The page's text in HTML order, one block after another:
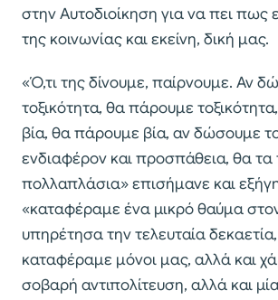
στην Αυτοδιοίκηση για να πει πως
της κοινωνίας και εκείνη, δική μας.
«Ό,τι της δίνουμε, παίρνουμε. Αν
τοξικότητα, θα πάρουμε
βία, θα πάρουμε βία, αν δώσουμε
ενδιαφέρον και προσπάθεια, θα
πολλαπλάσια» επισήμανε και
«καταφέραμε ένα μικρό θαύμα
υπηρέτησα την τελευταία
καταφέραμε μόνοι μας, αλλά και
σοβαρή αντιπολίτευση, αλλά και